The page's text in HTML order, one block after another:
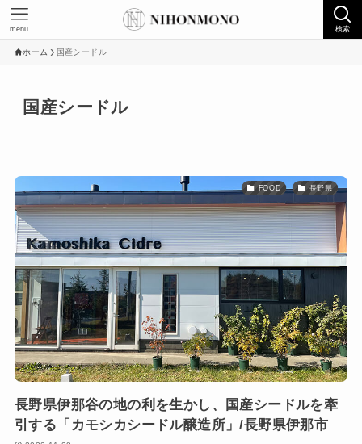
検索
menu
ホーム 国産シードル
国産シードル
FOOD 長野県
長野県伊那谷の地の利を生かし、国産シードルを牽
引する「カモシカシードル醸造所」/長野県伊那市